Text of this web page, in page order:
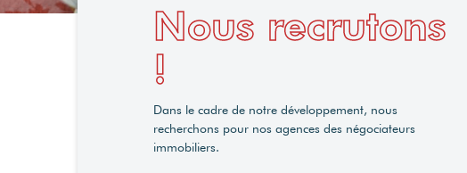
Nous recrutons
!
Dans le cadre de notre développement, nous
recherchons pour nos agences des négociateurs
immobiliers.